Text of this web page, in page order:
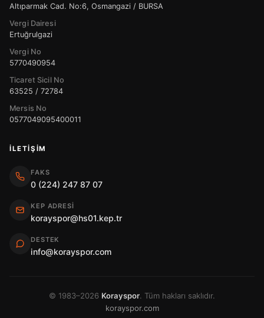
Altıparmak Cad. No:6, Osmangazi / BURSA
Vergi Dairesi
Ertuğrulgazi
Vergi No
5770490954
Ticaret Sicil No
63525 / 72784
Mersis No
0577049095400011
İLETIŞIM
FAKS
0 (224) 247 87 07
KEP ADRESI
korayspor@hs01.kep.tr
DESTEK
info@korayspor.com
© 1983–2026 Korayspor. Tüm hakları saklıdır.
korayspor.com